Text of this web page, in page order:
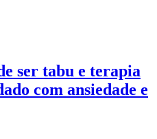
ser tabu e terapia
com ansiedade e